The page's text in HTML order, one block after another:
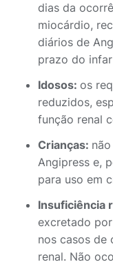
dias da
miocárdio,
diários de
prazo do
Idosos: os
reduzidos,
função renal
Crianças:
Angipress e,
para uso em
Insuficiência
excretado
nos casos de
renal. Não